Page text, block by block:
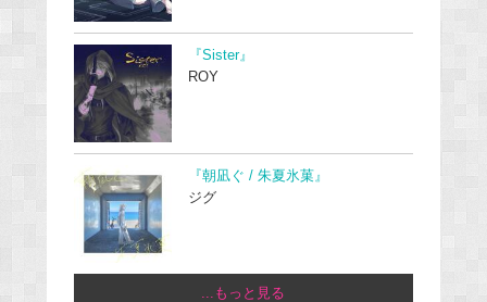
『Sister』
ROY
『朝凪ぐ / 朱夏氷菓』
ジグ
...もっと見る